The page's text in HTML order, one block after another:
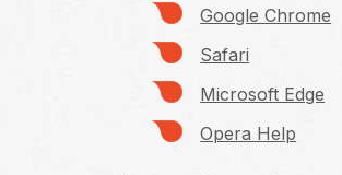
Google Chrome
Safari
Microsoft Edge
Opera Help